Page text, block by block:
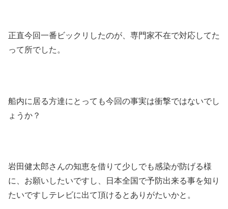
正直今回一番ビックリしたのが、専門家不在で対応してた
って所でした。
船内に居る方達にとっても今回の事実は衝撃ではないでし
ょうか？
岩田健太郎さんの知恵を借りて少しでも感染が防げる様
に、お願いしたいですし、日本全国で予防出来る事を知り
たいですしテレビに出て頂けるとありがたいかと。